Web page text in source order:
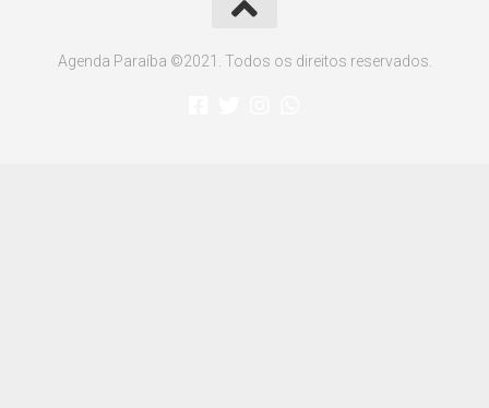
Agenda Paraíba ©2021. Todos os direitos reservados.